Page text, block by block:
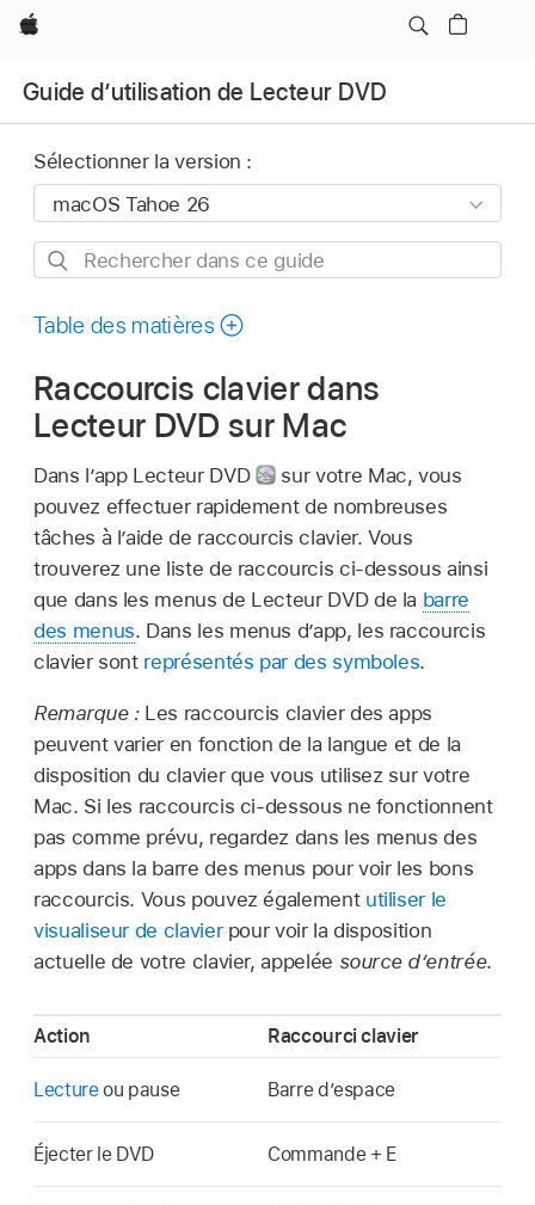
Apple
Guide d’utilisation de Lecteur DVD
Sélectionner la version :
Rechercher
ce
Table des matières
Raccourcis clavier dans
Lecteur DVD sur Mac
Dans l’app Lecteur DVD
sur votre Mac, vous
pouvez effectuer rapidement de nombreuses
tâches à l’aide de raccourcis clavier. Vous
trouverez une liste de raccourcis ci-dessous ainsi
que dans les menus de Lecteur DVD de la barre
des menus. Dans les menus d’app, les raccourcis
clavier sont représentés par des symboles.
Remarque : Les raccourcis clavier des apps
peuvent varier en fonction de la langue et de la
disposition du clavier que vous utilisez sur votre
Mac. Si les raccourcis ci-dessous ne fonctionnent
pas comme prévu, regardez dans les menus des
apps dans la barre des menus pour voir les bons
raccourcis. Vous pouvez également utiliser le
visualiseur de clavierpour voir la disposition
actuelle de votre clavier, appelée source d’entrée.
Action Raccourci clavier
Lectureou pause Barre d’espace
Éjecter le DVD Commande + E